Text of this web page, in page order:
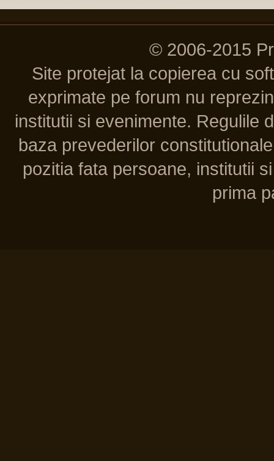
© 2006-2015
Site protejat la copierea cu
exprimate pe forum nu
institutii si evenimente. Regulile
baza prevederilor
pozitia fata persoane, institutii
prima